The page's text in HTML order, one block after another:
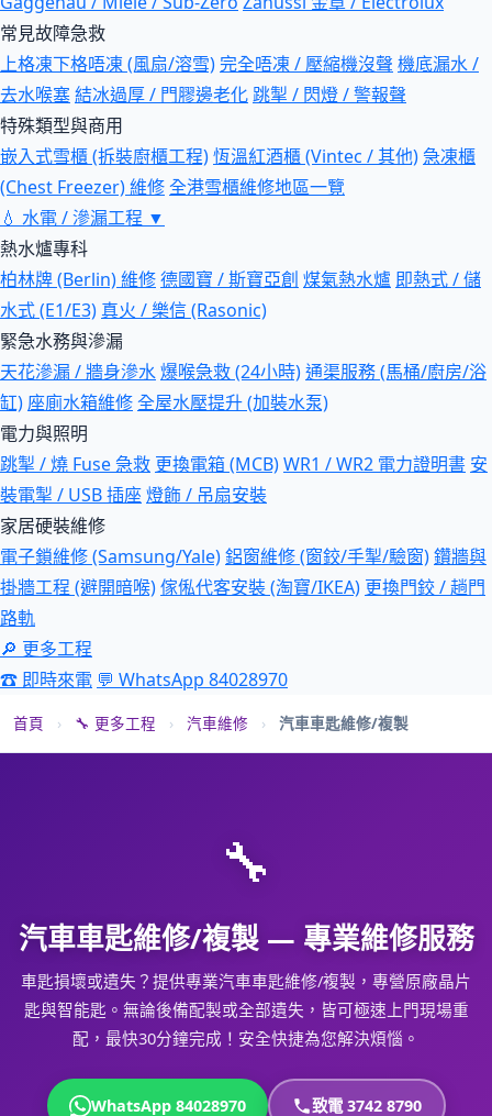
常見故障急救
上格凍下格唔凍 (風扇/溶雪)完全唔凍 / 壓縮機沒聲 機底漏水 /
去水喉塞結冰過厚 / 門膠邊老化跳掣 / 閃燈 / 警報聲
特殊類型與商用
嵌入式雪櫃 (拆裝廚櫃工程)恆溫紅酒櫃 (Vintec / 其他)急凍櫃
(Chest Freezer) 維修全港雪櫃維修地區一覽
💧 水電 / 滲漏工程 ▼
熱水爐專科
柏林牌 (Berlin) 維修德國寶 / 斯寶亞創 煤氣熱水爐 即熱式 / 儲
水式 (E1/E3) 真火 / 樂信 (Rasonic)
緊急水務與滲漏
天花滲漏 / 牆身滲水爆喉急救 (24小時)通渠服務 (馬桶/廚房/浴
缸) 座廁水箱維修全屋水壓提升 (加裝水泵)
電力與照明
跳掣 / 燒 Fuse 急救 更換電箱 (MCB)WR1 / WR2 電力證明書 安
裝電掣 / USB 插座燈飾 / 吊扇安裝
家居硬裝維修
電子鎖維修 (Samsung/Yale)鋁窗維修 (窗鉸/手掣/驗窗)鑽牆與
掛牆工程 (避開暗喉)傢俬代客安裝 (淘寶/IKEA) 更換門鉸 / 趟門
路軌
🔎 更多工程
☎ 即時來電 💬 WhatsApp 84028970
首頁 › 🔧 更多工程 › 汽車維修 › 汽車車匙維修/複製
🔧
汽車車匙維修/複製 — 專業維修服務
車匙損壞或遺失？提供專業汽車車匙維修/複製，專營原廠晶片
匙與智能匙。無論後備配製或全部遺失，皆可極速上門現場重
配，最快30分鐘完成！安全快捷為您解決煩惱。
WhatsApp 84028970 致電 3742 8790